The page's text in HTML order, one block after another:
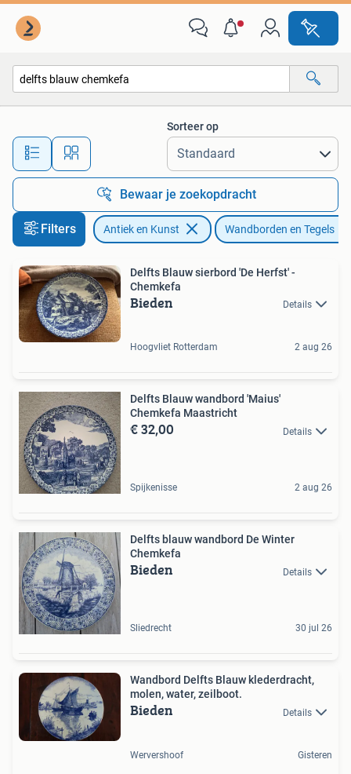
Alle afstanden…
Sorteer op
Bewaar je zoekopdracht
Filters Antiek en Kunst Wandborden en Tegels
Delfts Blauw sierbord 'De Herfst' -
Chemkefa
Bieden Details
Hoogvliet Rotterdam 2 aug 26
Delfts Blauw wandbord 'Maius'
Chemkefa Maastricht
€ 32,00 Details
Spijkenisse 2 aug 26
Delfts blauw wandbord De Winter
Chemkefa
Bieden Details
Sliedrecht 30 jul 26
Wandbord Delfts Blauw klederdracht,
molen, water, zeilboot.
Bieden Details
Wervershoof Gisteren